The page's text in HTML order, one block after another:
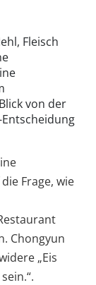
Fleisch
von der
Frage, wie
Chongyun
„Eis